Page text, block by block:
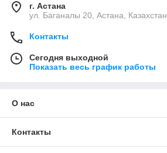
г. Астана
ул. Баганалы 20, Астана, Казахстан
Контакты
Сегодня выходной
Показать весь график работы
О нас
Контакты